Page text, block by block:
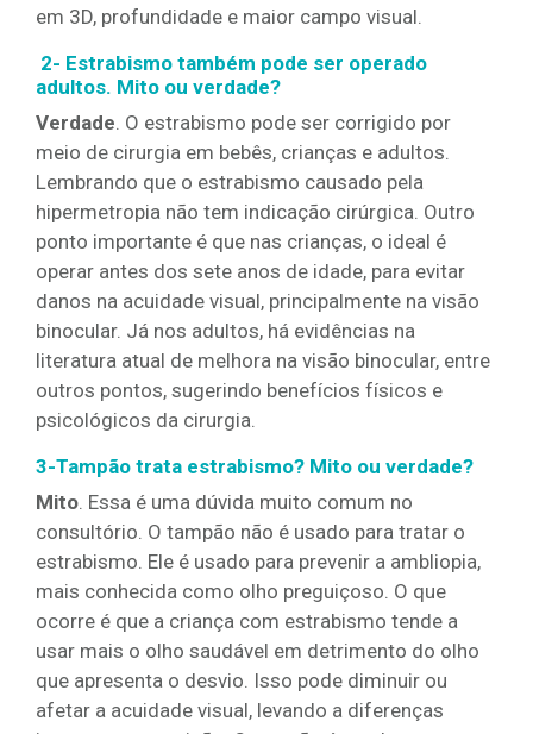
em 3D, profundidade e maior campo visual.
2- Estrabismo também pode ser operado
adultos. Mito ou verdade?
Verdade. O estrabismo pode ser corrigido por
meio de cirurgia em bebês, crianças e adultos.
Lembrando que o estrabismo causado pela
hipermetropia não tem indicação cirúrgica. Outro
ponto importante é que nas crianças, o ideal é
operar antes dos sete anos de idade, para evitar
danos na acuidade visual, principalmente na visão
binocular. Já nos adultos, há evidências na
literatura atual de melhora na visão binocular, entre
outros pontos, sugerindo benefícios físicos e
psicológicos da cirurgia.
3-Tampão trata estrabismo? Mito ou verdade?
Mito. Essa é uma dúvida muito comum no
consultório. O tampão não é usado para tratar o
estrabismo. Ele é usado para prevenir a ambliopia,
mais conhecida como olho preguiçoso. O que
ocorre é que a criança com estrabismo tende a
usar mais o olho saudável em detrimento do olho
que apresenta o desvio. Isso pode diminuir ou
afetar a acuidade visual, levando a diferenças